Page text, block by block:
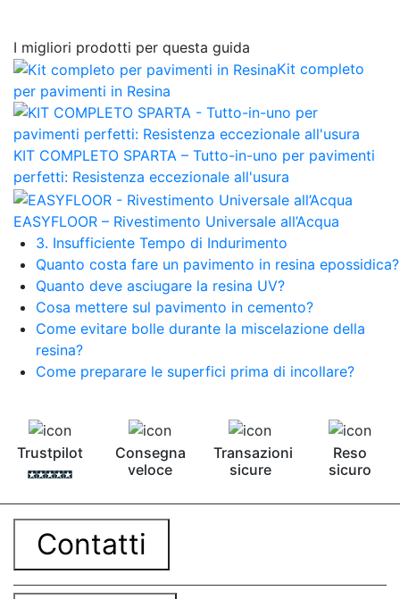
I migliori prodotti per questa guida
Kit completo
per pavimenti in Resina
KIT COMPLETO SPARTA – Tutto-in-uno per pavimenti
perfetti: Resistenza eccezionale all'usura
EASYFLOOR – Rivestimento Universale all’Acqua
3. Insufficiente Tempo di Indurimento
Quanto costa fare un pavimento in resina epossidica?
Quanto deve asciugare la resina UV?
Cosa mettere sul pavimento in cemento?
Come evitare bolle durante la miscelazione della
resina?
Come preparare le superfici prima di incollare?
Trustpilot
Consegna
veloce
Transazioni
sicure
Reso
sicuro
Contatti